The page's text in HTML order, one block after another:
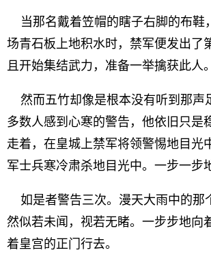
当那名戴着笠帽的瞎子右脚的布鞋
场青石板上地积水时，禁军便发出了
且开始集结武力，准备一举擒获此人。
然而五竹却像是根本没有听到那声
多数人感到心寒的警告，他依旧只是
走着，在皇城上禁军将领警惕地目光
军士兵寒冷肃杀地目光中。一步一步
如是者警告三次。漫天大雨中的那
然似若未闻，视若无睹。一步步地向
着皇宫的正门行去。